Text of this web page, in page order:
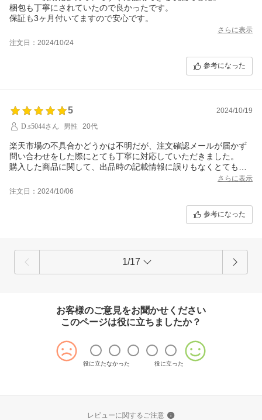
梱包も丁寧にされていたので良かったです。
保証も3ヶ月付いてますので安心です。
さらに表示
注文日：2024/10/24
参考になった
5
2024/10/19
D.s5044さん
男性 20代
楽天市場の不具合かどうかは不明だが、注文確認メールが届かず
問い合わせをした際にとても丁寧に対応していただきました。
購入した商品に関して、出品時の記載情報に誤りもなくとても満
さらに表示
注文日：2024/10/06
参考になった
1/17
お客様のご意見をお聞かせください
このページは役に立ちましたか？
役に立たなかった 役に立った
レビューに関するご注意